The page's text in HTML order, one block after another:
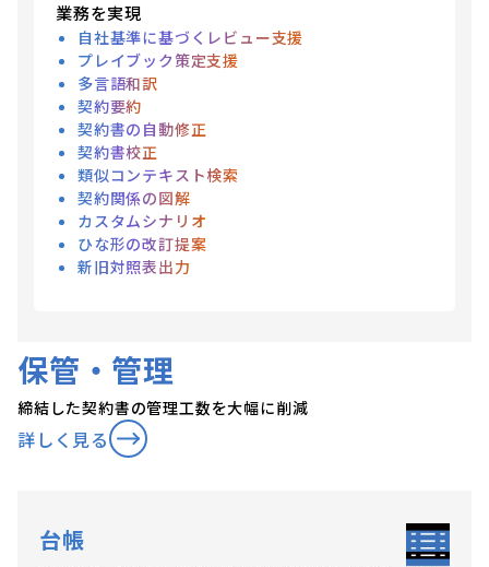
業務を実現
自社基準に基づくレビュー支援
プレイブック策定支援
多言語和訳
契約要約
契約書の自動修正
契約書校正
類似コンテキスト検索
契約関係の図解
カスタムシナリオ
ひな形の改訂提案
新旧対照表出力
保管・管理
締結した契約書の管理工数を大幅に削減
詳しく見る
台帳